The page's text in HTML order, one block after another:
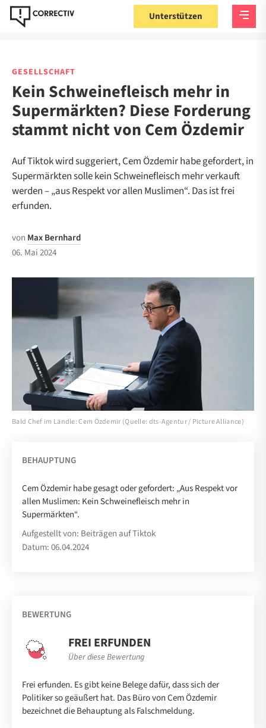
Unterstützen
GESELLSCHAFT
Kein Schweinefleisch mehr in
Supermärkten? Diese Forderung
stammt nicht von Cem Özdemir
Auf Tiktok wird suggeriert, Cem Özdemir habe gefordert, in
Supermärkten solle kein Schweinefleisch mehr verkauft
werden – „aus Respekt vor allen Muslimen“. Das ist frei
erfunden.
von Max Bernhard
06. Mai 2024
Bald Chef im Ländle: Cem Özdemir (Quelle: dts-Agentur / Picture Alliance)
BEHAUPTUNG
Cem Özdemir habe gesagt oder gefordert: „Aus Respekt vor
allen Muslimen: Kein Schweinefleisch mehr in
Supermärkten“.
Aufgestellt von: Beiträgen auf Tiktok
Datum: 06.04.2024
BEWERTUNG
FREI ERFUNDEN
Über diese Bewertung
Frei erfunden. Es gibt keine Belege dafür, dass sich der
Politiker so geäußert hat. Das Büro von Cem Özdemir
bezeichnet die Behauptung als Falschmeldung.